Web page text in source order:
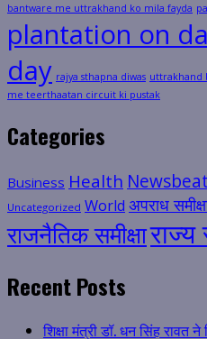
bantware me uttrakhand ko mila fayda
plantation on
day rajya sthapna diwas uttrakhand
me teerthaatan circuit ki pustak
Categories
Business Health Newsbeat
Uncategorized World अपराध
राजनैतिक समीक्षाराज्य
Recent Posts
शिक्षा मंत्री डॉ. धन सिंह रावत